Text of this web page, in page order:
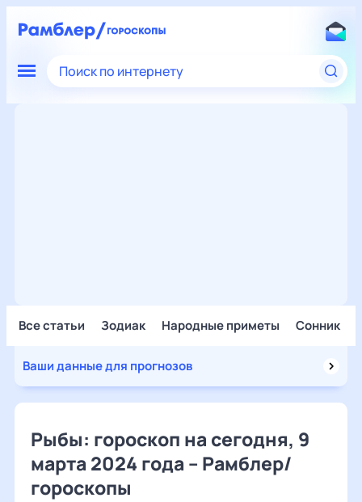
Поиск по интернету
Все статьи Зодиак Народные приметы Сонник
Ваши данные для прогнозов
Рыбы: гороскоп на сегодня, 9
марта 2024 года – Рамблер/
гороскопы